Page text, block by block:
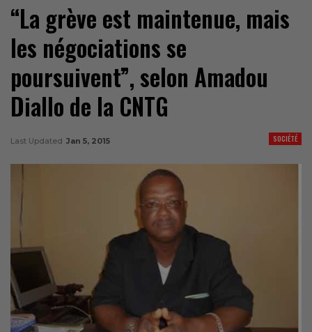
“La grève est maintenue, mais
les négociations se
poursuivent”, selon Amadou
Diallo de la CNTG
SOCIÉTÉ
Last Updated Jan 5, 2015